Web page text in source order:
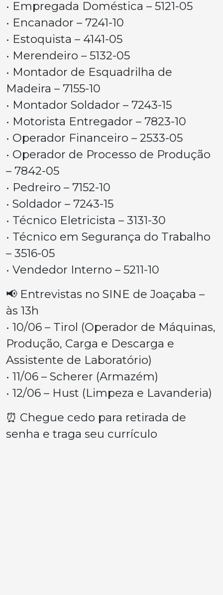
• Empregada Doméstica – 5121-05
• Encanador – 7241-10
• Estoquista – 4141-05
• Merendeiro – 5132-05
• Montador de Esquadrilha de
Madeira – 7155-10
• Montador Soldador – 7243-15
• Motorista Entregador – 7823-10
• Operador Financeiro – 2533-05
• Operador de Processo de Produção
– 7842-05
• Pedreiro – 7152-10
• Soldador – 7243-15
• Técnico Eletricista – 3131-30
• Técnico em Segurança do Trabalho
– 3516-05
• Vendedor Interno – 5211-10
📢 Entrevistas no SINE de Joaçaba –
às 13h
• 10/06 – Tirol (Operador de Máquinas,
Produção, Carga e Descarga e
Assistente de Laboratório)
• 11/06 – Scherer (Armazém)
• 12/06 – Hust (Limpeza e Lavanderia)
⏰ Chegue cedo para retirada de
senha e traga seu currículo